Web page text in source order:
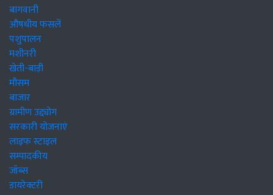
बागवानी
औषधीय फसलें
पशुपालन
मशीनरी
खेती-बाड़ी
मौसम
बाजार
ग्रामीण उद्द्योग
सरकारी योजनाएं
लाइफ स्टाइल
सम्पादकीय
जॉब्स
डायरेक्टरी